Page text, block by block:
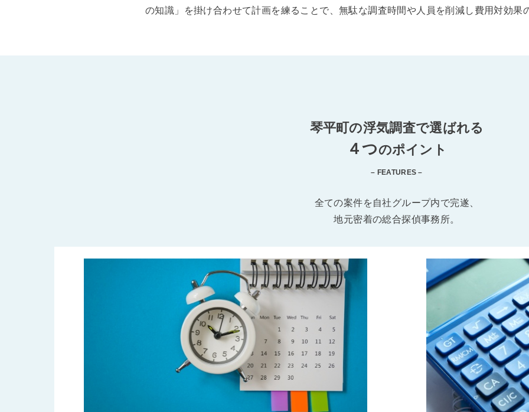
の知識」を掛け合わせて計画を練ることで、無駄な調査時間や人員を削減し費用対効果
琴平町の浮気調査で選ばれる
４つのポイント
– FEATURES –
全ての案件を自社グループ内で完遂、
地元密着の総合探偵事務所。